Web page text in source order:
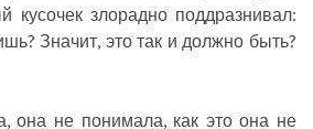
кусочек злорадно поддразнивал:
Значит, это так и должно быть?
она не понимала, как это она не